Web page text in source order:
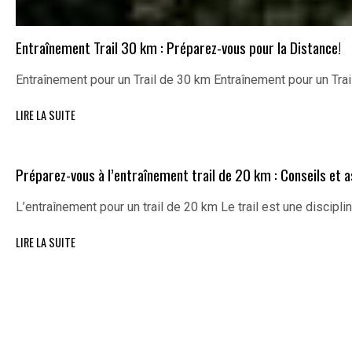
Entraînement Trail 30 km : Préparez-vous pour la Distance!
Entraînement pour un Trail de 30 km Entraînement pour un
LIRE LA SUITE
Préparez-vous à l’entraînement trail de 20 km : Conseils et
L’entraînement pour un trail de 20 km Le trail est une
LIRE LA SUITE